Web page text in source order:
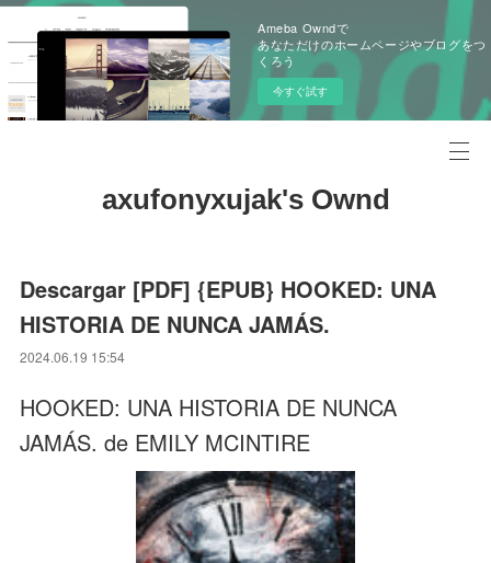
Ameba Owndで
あなただけのホームページやブログをつ
くろう
今すぐ試す
axufonyxujak's Ownd
Descargar [PDF] {EPUB} HOOKED: UNA
HISTORIA DE NUNCA JAMÁS.
2024.06.19 15:54
HOOKED: UNA HISTORIA DE NUNCA
JAMÁS. de EMILY MCINTIRE